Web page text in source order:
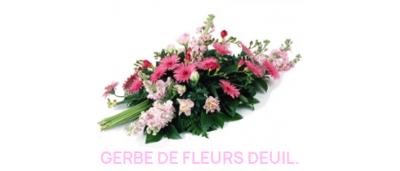
GERBE DE FLEURS DEUIL.